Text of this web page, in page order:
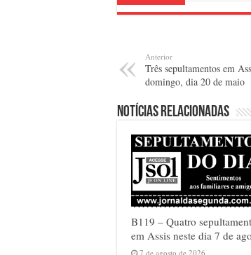
Anterior
Três sepultamentos em
domingo, dia 20 de maio
Notícias relacionadas
B119 – Quatro
em Assis neste dia 7 de
7 de agosto de 2026